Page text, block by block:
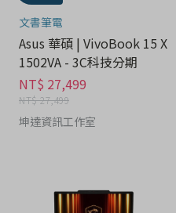
文書筆電
Asus 華碩 | VivoBook 15 X
1502VA - 3C科技分期
NT$ 27,499
NT$ 27,499
坤達資訊工作室